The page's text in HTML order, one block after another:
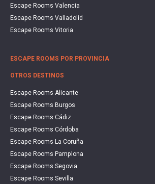
Escape Rooms Valencia
Escape Rooms Valladolid
Escape Rooms Vitoria
ESCAPE ROOMS POR PROVINCIA
OTROS DESTINOS
Escape Rooms Alicante
Escape Rooms Burgos
Escape Rooms Cádiz
Escape Rooms Córdoba
Escape Rooms La Coruña
Escape Rooms Pamplona
Escape Rooms Segovia
Escape Rooms Sevilla